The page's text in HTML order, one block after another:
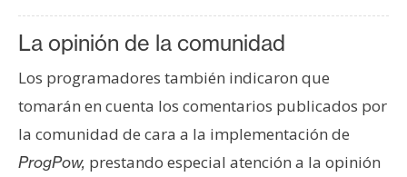
t
o
y
P
u
b
i
La opinión de la comunidad
Los programadores también indicaron que
tomarán en cuenta los comentarios publicados por
la comunidad de cara a la implementación de
ProgPow, prestando especial atención a la opinión